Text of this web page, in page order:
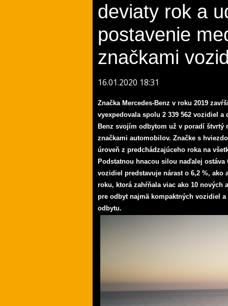
deviaty rok a
postavenie
značkami
16.01.2020 18:31
Značka Mercedes-Benz v roku 2019
vyexpedovala spolu 2 339 562 vozidiel a
Benz svojím odbytom už v poradí
značkami automobilov. Značke s
úroveň z predchádzajúceho roka na
Podstatnou hnacou silou naďalej ostáva
vozidiel predstavuje nárast o 6,2 %,
roku, ktorá zahŕňala viac ako 10
pre odbyt najmä kompaktných vozidiel
odbytu.